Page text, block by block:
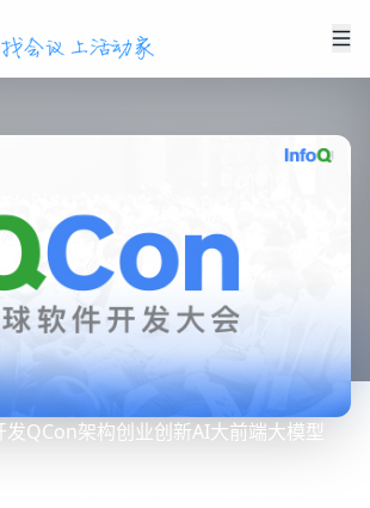
发QCon架构创业创新AI大前端大模型